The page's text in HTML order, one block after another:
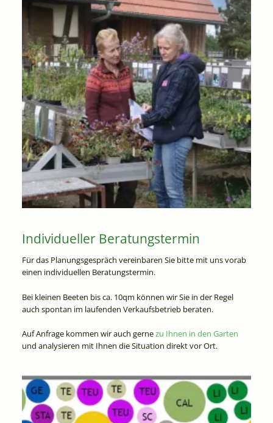
Individueller Beratungstermin
Für das Planungsgespräch vereinbaren Sie bitte mit uns vorab
einen individuellen Beratungstermin.
Bei kleinen Beeten bis ca. 10qm können wir Sie in der Regel
auch spontan im laufenden Verkaufsbetrieb beraten.
Auf Anfrage kommen wir auch gernezu Ihnen in den Garten
und analysieren mit Ihnen die Situation direkt vor Ort.